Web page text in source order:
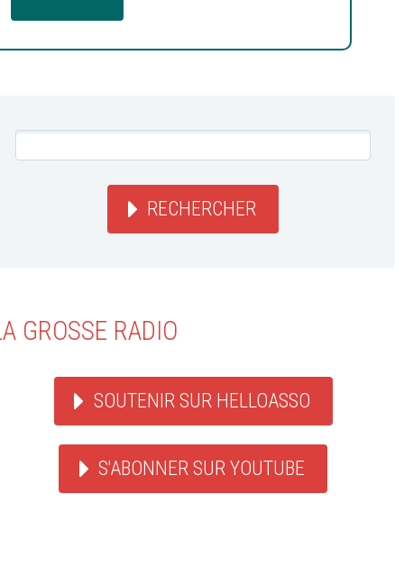
RECHERCHER
GROSSE RADIO
SOUTENIR SUR HELLOASSO
S'ABONNER SUR YOUTUBE